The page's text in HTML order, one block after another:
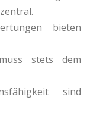
bieten
stets dem
sind